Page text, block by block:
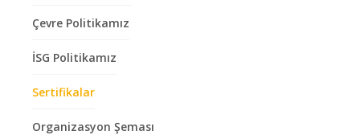
Çevre Politikamız
İSG Politikamız
Sertifikalar
Organizasyon Şeması